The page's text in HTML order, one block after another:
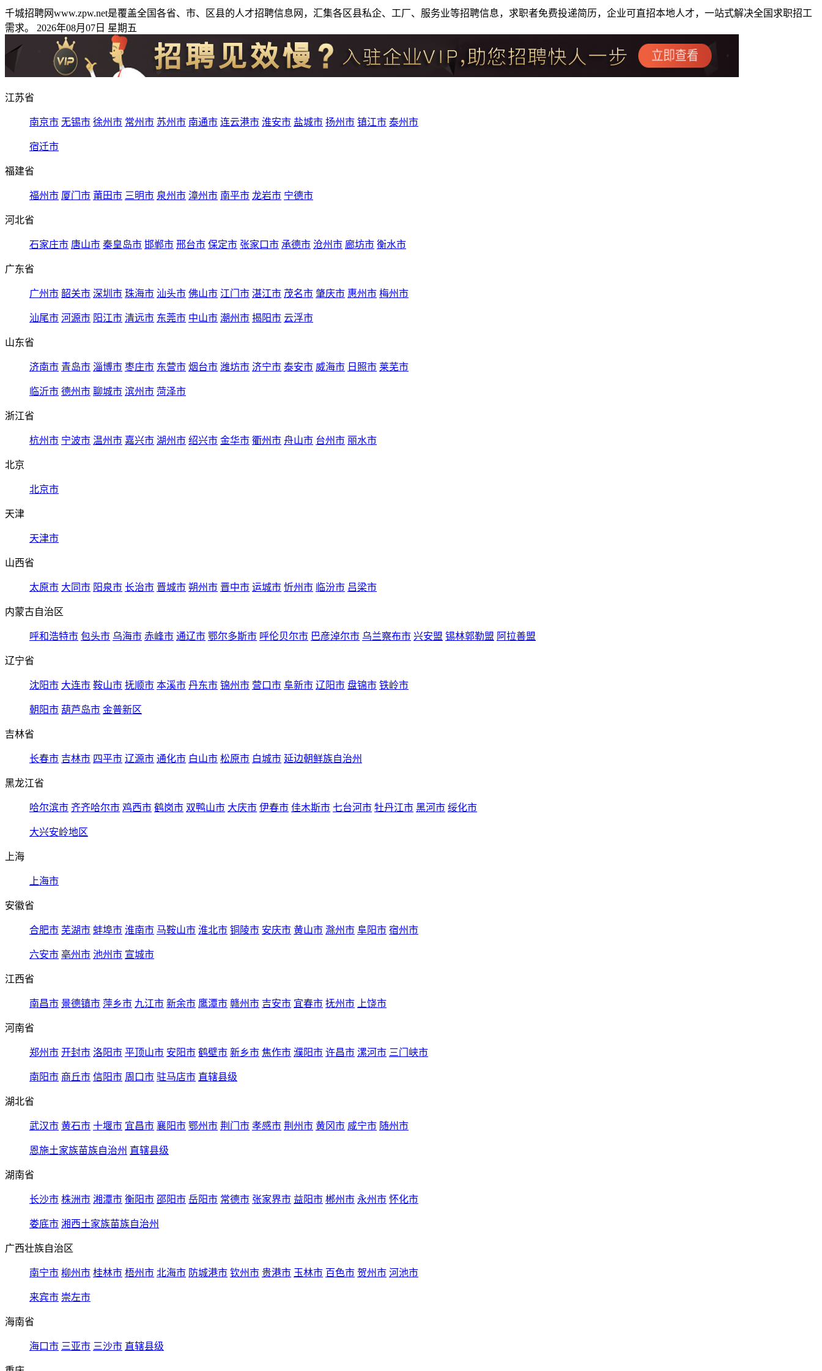
千城招聘网www.zpw.net是覆盖全国各省、市、区县的人才招聘信息网，汇集各区县私企、工厂、服务业等招聘信息，求职者免费投递简历，企业可直招本地人才，一站式解决全国求职招工
需求。 2026年08月07日 星期五
江苏省
南京市 无锡市 徐州市 常州市 苏州市 南通市 连云港市 淮安市 盐城市 扬州市 镇江市 泰州市
宿迁市
福建省
福州市 厦门市 莆田市 三明市 泉州市 漳州市 南平市 龙岩市 宁德市
河北省
石家庄市 唐山市 秦皇岛市 邯郸市 邢台市 保定市 张家口市 承德市 沧州市 廊坊市 衡水市
广东省
广州市 韶关市 深圳市 珠海市 汕头市 佛山市 江门市 湛江市 茂名市 肇庆市 惠州市 梅州市
汕尾市 河源市 阳江市 清远市 东莞市 中山市 潮州市 揭阳市 云浮市
山东省
济南市 青岛市 淄博市 枣庄市 东营市 烟台市 潍坊市 济宁市 泰安市 威海市 日照市 莱芜市
临沂市 德州市 聊城市 滨州市 菏泽市
浙江省
杭州市 宁波市 温州市 嘉兴市 湖州市 绍兴市 金华市 衢州市 舟山市 台州市 丽水市
北京
北京市
天津
天津市
山西省
太原市 大同市 阳泉市 长治市 晋城市 朔州市 晋中市 运城市 忻州市 临汾市 吕梁市
内蒙古自治区
呼和浩特市 包头市 乌海市 赤峰市 通辽市 鄂尔多斯市 呼伦贝尔市 巴彦淖尔市 乌兰察布市 兴安盟 锡林郭勒盟 阿拉善盟
辽宁省
沈阳市 大连市 鞍山市 抚顺市 本溪市 丹东市 锦州市 营口市 阜新市 辽阳市 盘锦市 铁岭市
朝阳市 葫芦岛市 金普新区
吉林省
长春市 吉林市 四平市 辽源市 通化市 白山市 松原市 白城市 延边朝鲜族自治州
黑龙江省
哈尔滨市 齐齐哈尔市 鸡西市 鹤岗市 双鸭山市 大庆市 伊春市 佳木斯市 七台河市 牡丹江市 黑河市 绥化市
大兴安岭地区
上海
上海市
安徽省
合肥市 芜湖市 蚌埠市 淮南市 马鞍山市 淮北市 铜陵市 安庆市 黄山市 滁州市 阜阳市 宿州市
六安市 亳州市 池州市 宣城市
江西省
南昌市 景德镇市 萍乡市 九江市 新余市 鹰潭市 赣州市 吉安市 宜春市 抚州市 上饶市
河南省
郑州市 开封市 洛阳市 平顶山市 安阳市 鹤壁市 新乡市 焦作市 濮阳市 许昌市 漯河市 三门峡市
南阳市 商丘市 信阳市 周口市 驻马店市 直辖县级
湖北省
武汉市 黄石市 十堰市 宜昌市 襄阳市 鄂州市 荆门市 孝感市 荆州市 黄冈市 咸宁市 随州市
恩施土家族苗族自治州 直辖县级
湖南省
长沙市 株洲市 湘潭市 衡阳市 邵阳市 岳阳市 常德市 张家界市 益阳市 郴州市 永州市 怀化市
娄底市 湘西土家族苗族自治州
广西壮族自治区
南宁市 柳州市 桂林市 梧州市 北海市 防城港市 钦州市 贵港市 玉林市 百色市 贺州市 河池市
来宾市 崇左市
海南省
海口市 三亚市 三沙市 直辖县级